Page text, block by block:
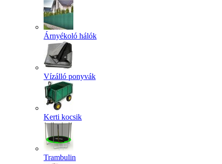
Árnyékoló hálók
Vízálló ponyvák
Kerti kocsik
Trambulin